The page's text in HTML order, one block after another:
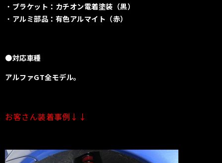
・ ブラケット：カチオン電着塗装（黒）
・ アルミ部品：有色アルマイト（赤）
●対応車種
アルファGT全モデル。
お客さん装着事例↓↓